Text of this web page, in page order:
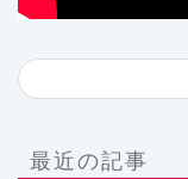
最近の記事